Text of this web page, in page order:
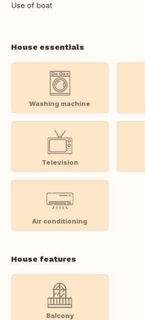
Use of boat
House essentials
Washing machine
Television
Air conditioning
House features
Balcony